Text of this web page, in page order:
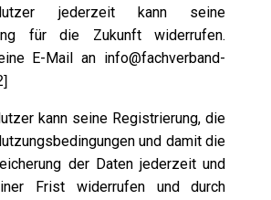
jederzeit kann seine
für die Zukunft widerrufen.
E-Mail an info@fachverband-
kann seine Registrierung, die
und damit die
der Daten jederzeit und
Frist widerrufen und durch